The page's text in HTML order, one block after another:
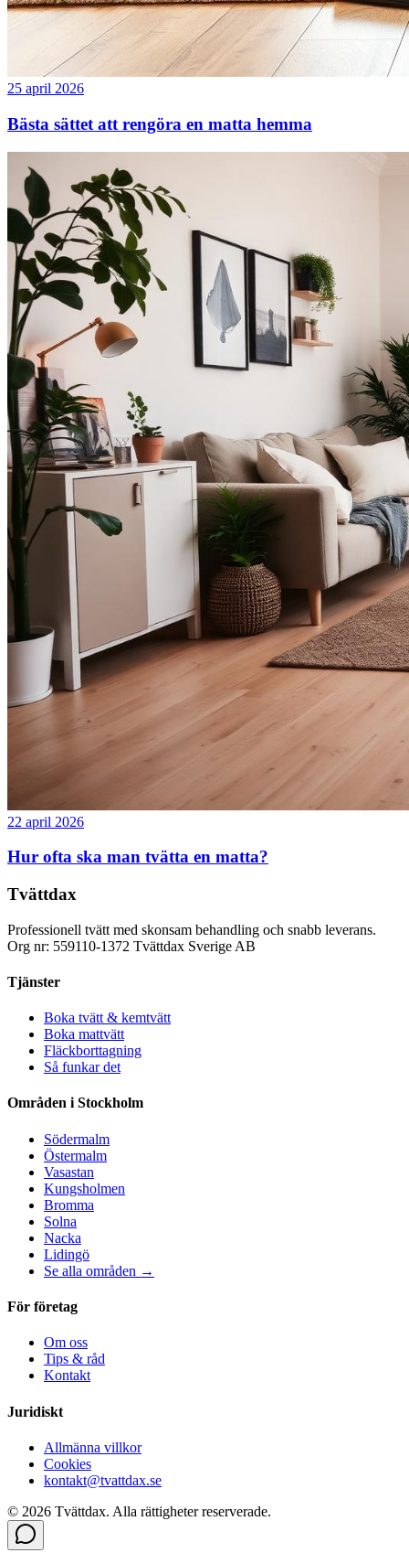
25 april 2026
Bästa sättet att rengöra en matta hemma
22 april 2026
Hur ofta ska man tvätta en matta?
Tvättdax
Professionell tvätt med skonsam behandling och snabb leverans.
Org nr: 559110-1372 Tvättdax Sverige AB
Tjänster
Boka tvätt & kemtvätt
Boka mattvätt
Fläckborttagning
Så funkar det
Områden i Stockholm
Södermalm
Östermalm
Vasastan
Kungsholmen
Bromma
Solna
Nacka
Lidingö
Se alla områden →
För företag
Om oss
Tips & råd
Kontakt
Juridiskt
Allmänna villkor
Cookies
kontakt@tvattdax.se
© 2026 Tvättdax. Alla rättigheter reserverade.